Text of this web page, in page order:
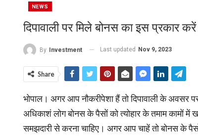
NEWS
दिपावाली पर मिले बोनस का इस प्रकार
By Investment Last updated Nov 9, 2023
Share
भोपाल। अगर आप नौकरीपेशा हैं तो दिपावाली के
अधिकाशं लोग बोनस के पैसों को त्‍योहार के तमाम कामों
समझदारी से करना चाहिए। अगर आप चाहें तो बोनस के